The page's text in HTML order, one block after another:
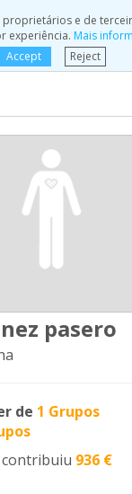
proprietários e de
experiência. Mais
Accept
Reject
pasero
de 1 Grupos
contribuiu 936 €